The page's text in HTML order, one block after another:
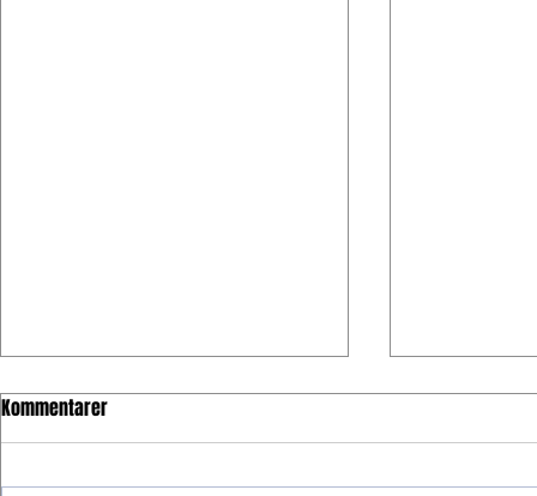
Kommentarer